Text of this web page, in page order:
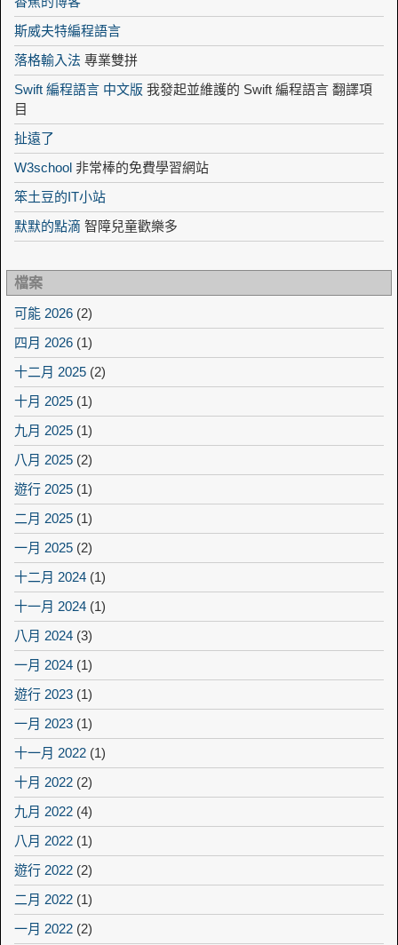
斯威夫特編程語言
落格輸入法 專業雙拼
Swift 編程語言 中文版 我發起並維護的 Swift 編程語言 翻譯項
目
扯遠了
W3school 非常棒的免費學習網站
笨土豆的IT小站
默默的點滴 智障兒童歡樂多
檔案
可能 2026 (2)
四月 2026 (1)
十二月 2025 (2)
十月 2025 (1)
九月 2025 (1)
八月 2025 (2)
遊行 2025 (1)
二月 2025 (1)
一月 2025 (2)
十二月 2024 (1)
十一月 2024 (1)
八月 2024 (3)
一月 2024 (1)
遊行 2023 (1)
一月 2023 (1)
十一月 2022 (1)
十月 2022 (2)
九月 2022 (4)
八月 2022 (1)
遊行 2022 (2)
二月 2022 (1)
一月 2022 (2)